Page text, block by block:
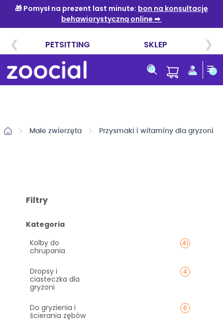
do
treści
Małe zwierzęta Przysmaki i witaminy dla gryzoni
Filtry
Kategoria
Kolby do
chrupania
41
Dropsy i
ciasteczka dla
gryzoni
4
Do gryzienia i
ścierania zębów
6